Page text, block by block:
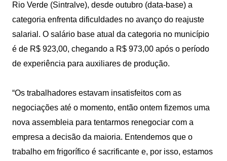
Rio Verde (Sintralve), desde outubro (data-base) a
categoria enfrenta dificuldades no avanço do reajuste
salarial. O salário base atual da categoria no município
é de R$ 923,00, chegando a R$ 973,00 após o período
de experiência para auxiliares de produção.
“Os trabalhadores estavam insatisfeitos com as
negociações até o momento, então ontem fizemos uma
nova assembleia para tentarmos renegociar com a
empresa a decisão da maioria. Entendemos que o
trabalho em frigorífico é sacrificante e, por isso, estamos